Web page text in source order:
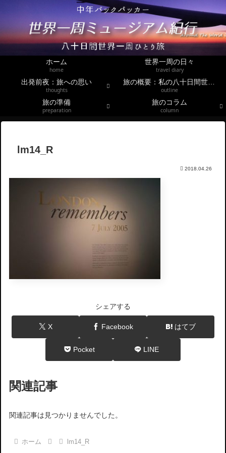
ホーム
home
世界一周の日々
travel diary
出発前夜：旅への思い
thoughts
旅の概要：私の八十日間世界一周
outline
旅の準備
preparation
旅のコラム
column
lm14_R
2018.04.26
シェアする
X Facebook はてブ
Pocket LINE
関連記事
関連記事は見つかりませんでした。
ホーム lm14_R